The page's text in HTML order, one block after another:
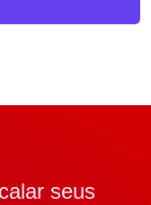
seus